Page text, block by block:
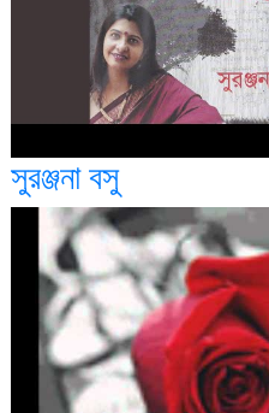
সুরঞ্জনা বসু